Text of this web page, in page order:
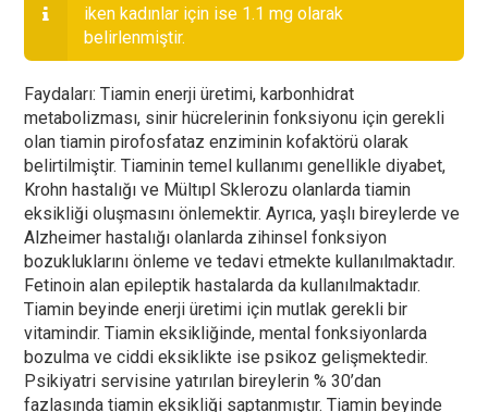
iken kadınlar için ise 1.1 mg olarak
belirlenmiştir.
Faydaları: Tiamin enerji üretimi, karbonhidrat
metabolizması, sinir hücrelerinin fonksiyonu için gerekli
olan tiamin pirofosfataz enziminin kofaktörü olarak
belirtilmiştir. Tiaminin temel kullanımı genellikle diyabet,
Krohn hastalığı ve Mültıpl Sklerozu olanlarda tiamin
eksikliği oluşmasını önlemektir. Ayrıca, yaşlı bireylerde ve
Alzheimer hastalığı olanlarda zihinsel fonksiyon
bozukluklarını önleme ve tedavi etmekte kullanılmaktadır.
Fetinoin alan epileptik hastalarda da kullanılmaktadır.
Tiamin beyinde enerji üretimi için mutlak gerekli bir
vitamindir. Tiamin eksikliğinde, mental fonksiyonlarda
bozulma ve ciddi eksiklikte ise psikoz gelişmektedir.
Psikiyatri servisine yatırılan bireylerin % 30’dan
fazlasında tiamin eksikliği saptanmıştır. Tiamin beyinde